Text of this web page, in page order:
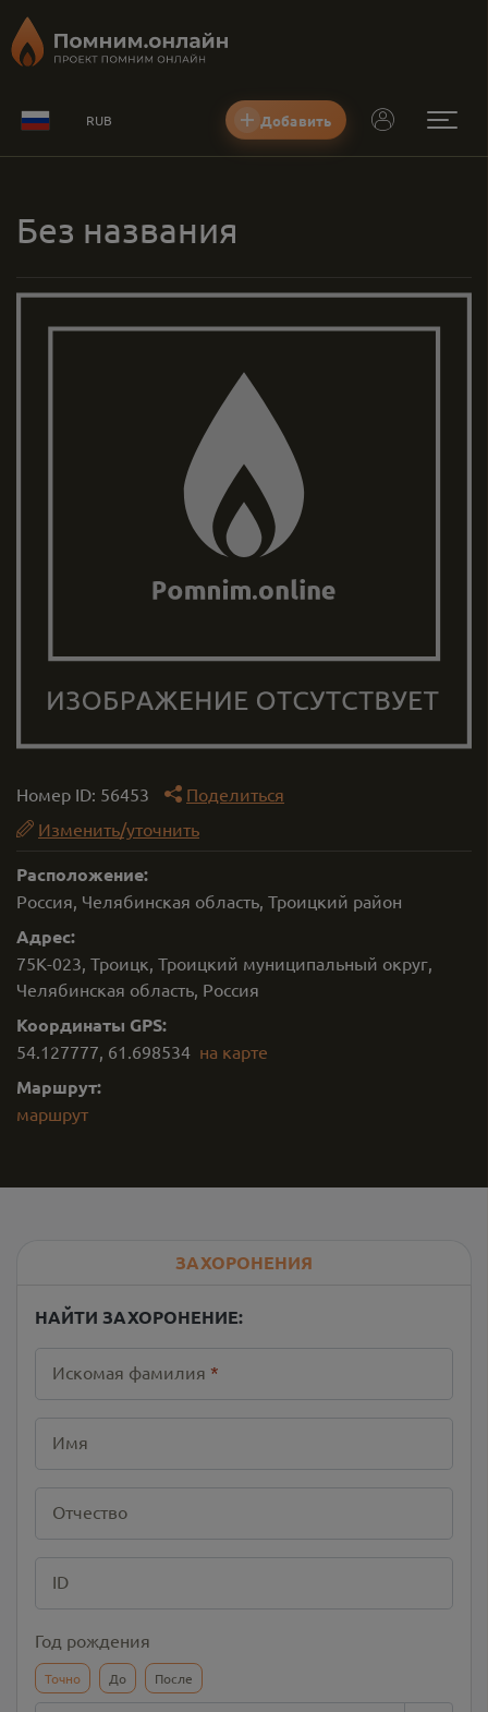
RUB Добавить
Без названия
Номер ID: 56453
Поделиться
Изменить/уточнить
Расположение:
Россия, Челябинская область, Троицкий район
Адрес:
75К-023, Троицк, Троицкий муниципальный округ,
Челябинская область, Россия
Координаты GPS:
54.127777, 61.698534 на карте
Маршрут:
маршрут
ЗАХОРОНЕНИЯ
НАЙТИ ЗАХОРОНЕНИЕ:
Искомая фамилия *
Имя
Отчество
ID
Год рождения
Точно До После